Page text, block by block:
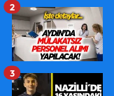
2
3